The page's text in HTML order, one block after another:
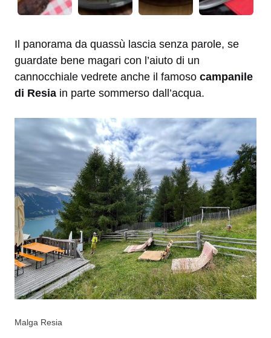
Il panorama da quassù lascia senza parole, se
guardate bene magari con l’aiuto di un
cannocchiale vedrete anche il famoso campanile
di Resia in parte sommerso dall’acqua.
Malga Resia